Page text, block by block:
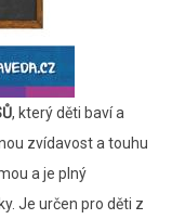
, který děti baví a
zvídavost a touhu
a je plný
Je určen pro děti z